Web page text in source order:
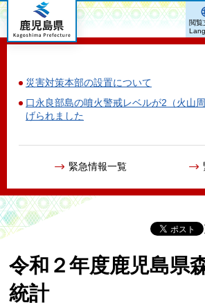
鹿児島県
災害対策本部の設置について
口永良部島の噴火警戒レベルが2（火山
げられました
緊急情報一覧
閲覧
令和２年度鹿児島県
統計